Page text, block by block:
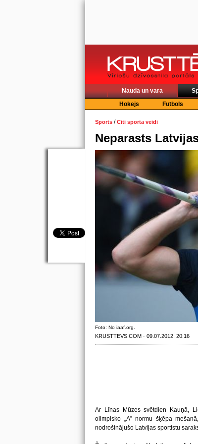
Nauda un vara
Hokejs
Futbols
Sports /Citi sporta veidi
Neparasts
Foto: No iaaf.org.
KRUSTTEVS.COM · 09.07.2012. 20:16
Ar Līnas Mūzes svētdien Kauņā,
olimpisko „A” normu šķēpa
nodrošinājušo Latvijas sportistu